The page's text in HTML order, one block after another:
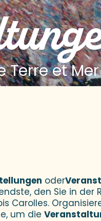
Terre et Mer
oder
den Sie in der
Carolles.
um die